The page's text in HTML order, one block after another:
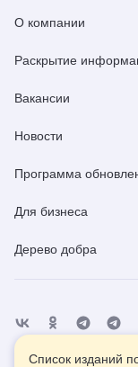
О компании
Раскрытие
Вакансии
Новости
Программа
Для бизнеса
Дерево добра
Список изданий